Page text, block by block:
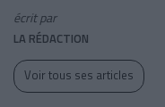
écrit par
LA RÉDACTION
Voir tous ses articles